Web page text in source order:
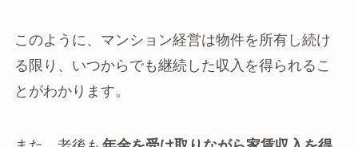
このように、マンション経営は物件を所有し続け
る限り、いつからでも継続した収入を得られるこ
とがわかります。